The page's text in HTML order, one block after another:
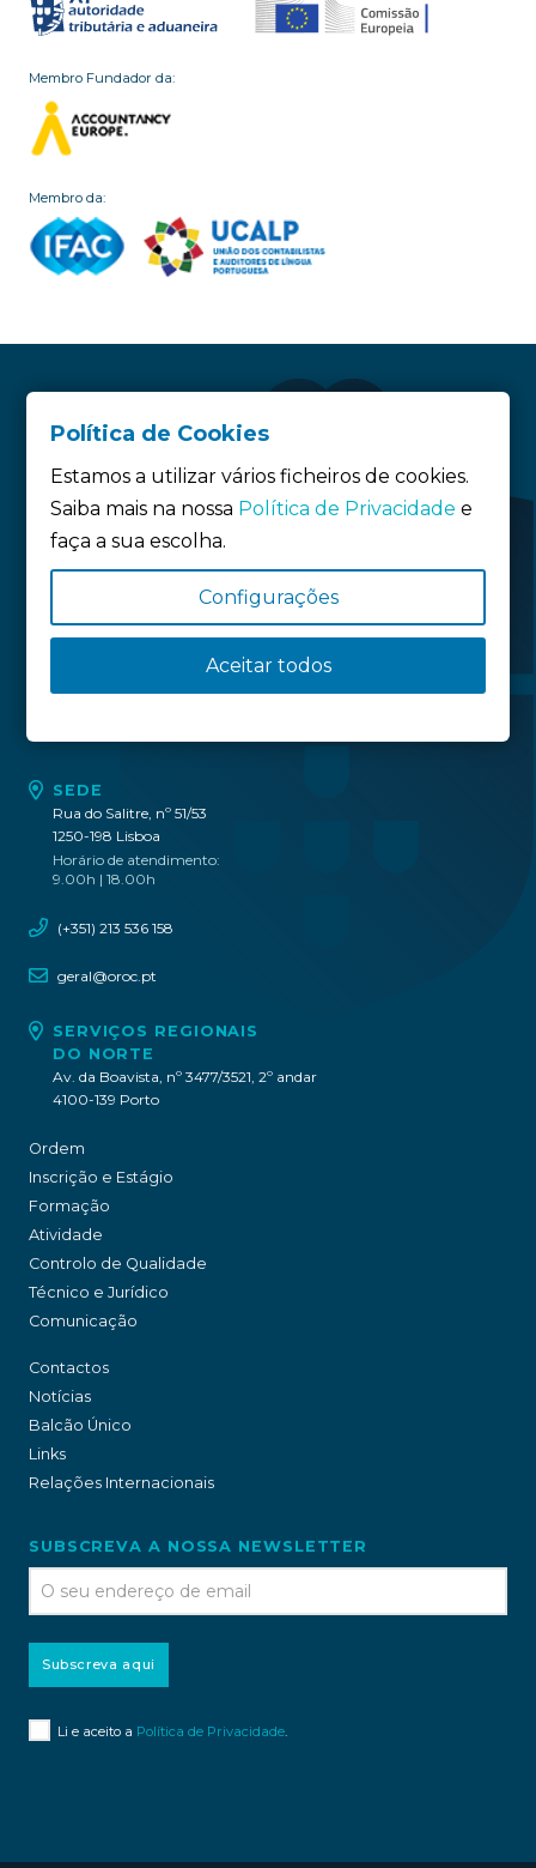
Membro Fundador da:
Membro da:
SEDE
Rua do Salitre, nº 51/53
1250-198 Lisboa
Horário de atendimento:
9.00h | 18.00h
(+351) 213 536 158
geral@oroc.pt
SERVIÇOS REGIONAIS
DO NORTE
Av. da Boavista, nº 3477/3521, 2º andar
4100-139 Porto
Ordem
Inscrição e Estágio
Formação
Atividade
Controlo de Qualidade
Técnico e Jurídico
Comunicação
Contactos
Notícias
Balcão Único
Links
Relações Internacionais
SUBSCREVA A NOSSA NEWSLETTER
Subscreva aqui
Li e aceito a Política de Privacidade.
Política de Cookies
Estamos a utilizar vários ficheiros de cookies.
Saiba mais na nossa Política de Privacidade e
faça a sua escolha.
Configurações
Aceitar todos